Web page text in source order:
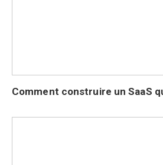
Comment construire un SaaS